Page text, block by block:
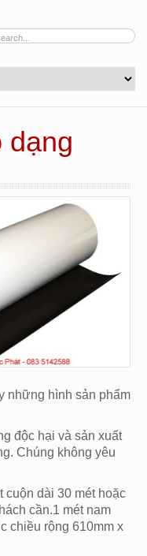
dạng
những hình sản phẩm
độc hại và sản xuất
Chúng không yêu
cuộn dài 30 mét hoặc
cần.1 mét nam
chiều rộng 610mm x